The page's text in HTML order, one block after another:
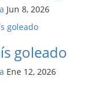
Jun 8, 2026
goleado
Ene 12, 2026